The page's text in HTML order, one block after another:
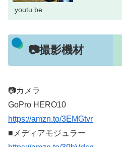
youtu.be
📷撮影機材
📷カメラ
GoPro HERO10
https://amzn.to/3EMGtvr
■メディアモジュラー